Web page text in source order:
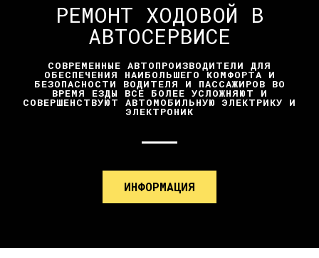
РЕМОНТ ХОДОВОЙ В
АВТОСЕРВИСЕ
СОВРЕМЕННЫЕ АВТОПРОИЗВОДИТЕЛИ ДЛЯ
ОБЕСПЕЧЕНИЯ НАИБОЛЬШЕГО КОМФОРТА И
БЕЗОПАСНОСТИ ВОДИТЕЛЯ И ПАССАЖИРОВ ВО
ВРЕМЯ ЕЗДЫ ВСЕ БОЛЕЕ УСЛОЖНЯЮТ И
СОВЕРШЕНСТВУЮТ АВТОМОБИЛЬНУЮ ЭЛЕКТРИКУ И
ЭЛЕКТРОНИК
ИНФОРМАЦИЯ